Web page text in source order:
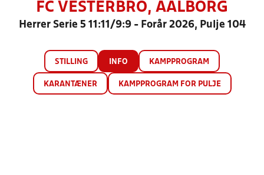
FC VESTERBRO, AALBORG
Herrer Serie 5 11:11/9:9 - Forår 2026, Pulje 104
STILLING INFO KAMPPROGRAM
KARANTÆNER KAMPPROGRAM FOR PULJE